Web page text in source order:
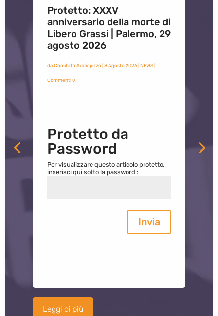
Protetto: XXXV
anniversario della morte di
Libero Grassi | Palermo, 29
agosto 2026
da Comitato Addiopizzo| 8 Agosto 2026| NEWS|
Commenti 0
Protetto da
Password
Per visualizzare questo articolo protetto,
inserisci qui sotto la password :
Invia
Leggi di più